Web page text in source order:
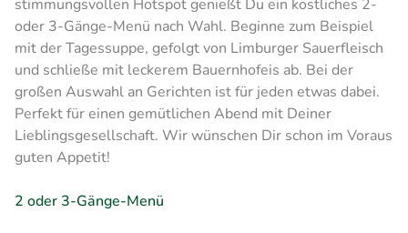
stimmungsvollen Hotspot genießt Du ein köstliches 2-
oder 3-Gänge-Menü nach Wahl. Beginne zum Beispiel
mit der Tagessuppe, gefolgt von Limburger Sauerfleisch
und schließe mit leckerem Bauernhofeis ab. Bei der
großen Auswahl an Gerichten ist für jeden etwas dabei.
Perfekt für einen gemütlichen Abend mit Deiner
Lieblingsgesellschaft. Wir wünschen Dir schon im Voraus
guten Appetit!
2 oder 3-Gänge-Menü